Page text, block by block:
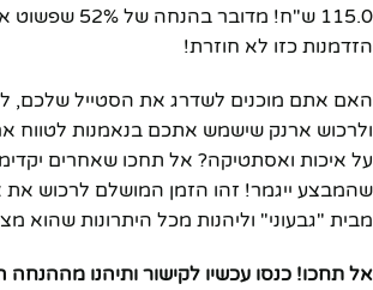
115.0 ש"ח! מדובר
הזדמנות כזו לא חוזרת!
האם אתם מוכנים לשדרג את הסטייל שלכם,
ולרכוש ארנק שישמש אתכם בנאמנות לטווח
על איכות ואסתטיקה? אל תחכו שאחרים
שהמבצע ייגמר! זהו הזמן המושלם לרכוש
מבית "גבעוני" וליהנות מכל היתרונות שהוא
אל תחכו! כנסו עכשיו לקישור ותיהנו